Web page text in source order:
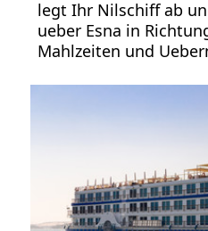
legt Ihr Nilschiff ab
ueber Esna in
Mahlzeiten und